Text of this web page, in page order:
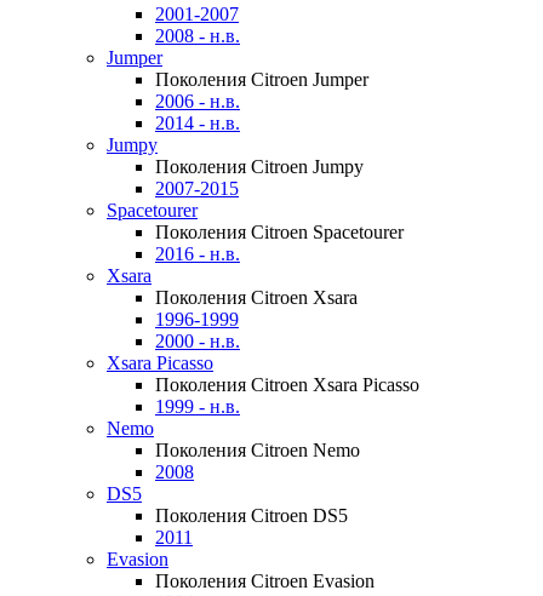
2001-2007
2008 - н.в.
Jumper
Поколения Citroen Jumper
2006 - н.в.
2014 - н.в.
Jumpy
Поколения Citroen Jumpy
2007-2015
Spacetourer
Поколения Citroen Spacetourer
2016 - н.в.
Xsara
Поколения Citroen Xsara
1996-1999
2000 - н.в.
Xsara Picasso
Поколения Citroen Xsara Picasso
1999 - н.в.
Nemo
Поколения Citroen Nemo
2008
DS5
Поколения Citroen DS5
2011
Evasion
Поколения Citroen Evasion